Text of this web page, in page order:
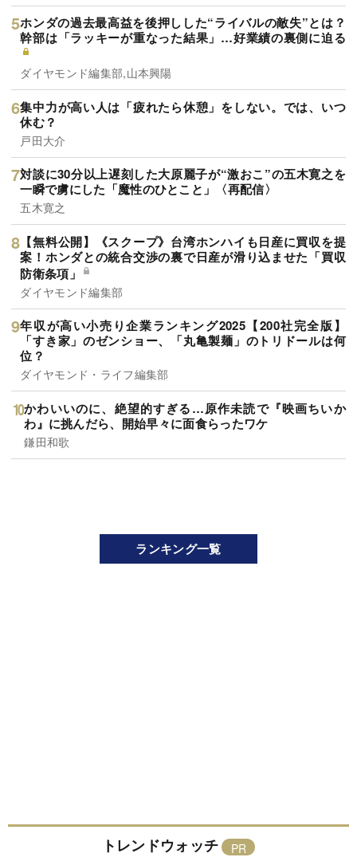
ホンダの過去最高益を後押しした“ライバルの敵失”とは？
幹部は「ラッキーが重なった結果」…好業績の裏側に迫る
ダイヤモンド編集部,山本興陽
集中力が高い人は「疲れたら休憩」をしない。では、いつ
休む？
戸田大介
対談に30分以上遅刻した大原麗子が“激おこ”の五木寛之を
一瞬で虜にした「魔性のひとこと」〈再配信〉
五木寛之
【無料公開】《スクープ》台湾ホンハイも日産に買収を提
案！ホンダとの統合交渉の裏で日産が滑り込ませた「買収
防衛条項」
ダイヤモンド編集部
年収が高い小売り企業ランキング2025【200社完全版】
「すき家」のゼンショー、「丸亀製麺」のトリドールは何
位？
ダイヤモンド・ライフ編集部
かわいいのに、絶望的すぎる…原作未読で『映画ちいか
わ』に挑んだら、開始早々に面食らったワケ
鎌田和歌
ランキング一覧
トレンドウォッチ